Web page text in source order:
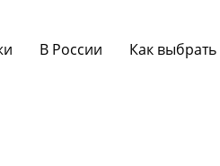
В России Как выбрать